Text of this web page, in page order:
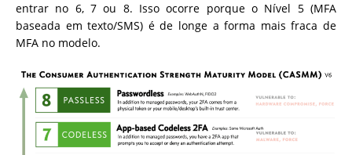
entrar no 6, 7 ou 8. Isso ocorre porque o Nível 5 (MFA
baseada em texto/SMS) é de longe a forma mais fraca de
MFA no modelo.